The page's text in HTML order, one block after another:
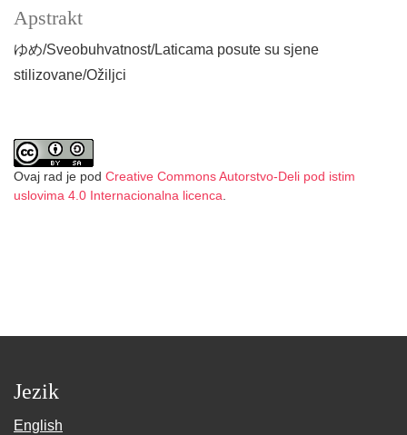
Apstrakt
ゆめ/Sveobuhvatnost/Laticama posute su sjene
stilizovane/Ožiljci
Ovaj rad je pod Creative Commons Autorstvo-Deli pod istim
uslovima 4.0 Internacionalna licenca.
Jezik
English